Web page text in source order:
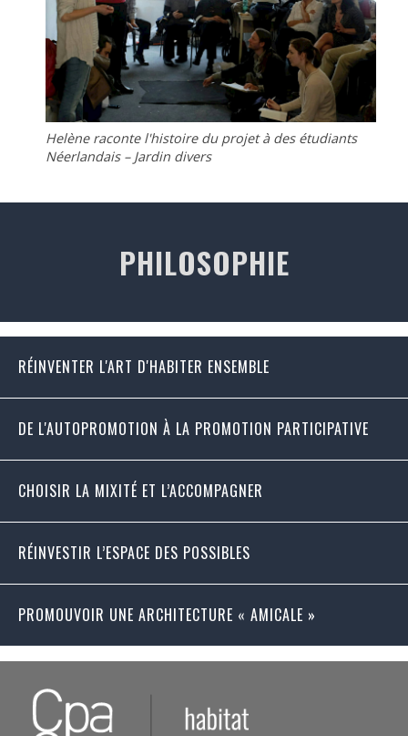
Helène raconte l'histoire du projet à des étudiants
Néerlandais – Jardin divers
PHILOSOPHIE
RÉINVENTER L'ART D'HABITER ENSEMBLE
DE L'AUTOPROMOTION À LA PROMOTION PARTICIPATIVE
CHOISIR LA MIXITÉ ET L’ACCOMPAGNER
RÉINVESTIR L’ESPACE DES POSSIBLES
PROMOUVOIR UNE ARCHITECTURE « AMICALE »